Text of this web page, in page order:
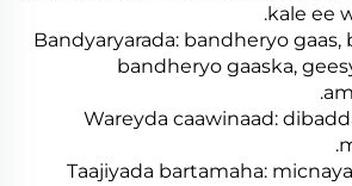
kale ee
2. Bandyaryarada: bandheryo
bandheryo gaaska,
3. Wareyda caawinaad:
4. Taajiyada bartamaha: